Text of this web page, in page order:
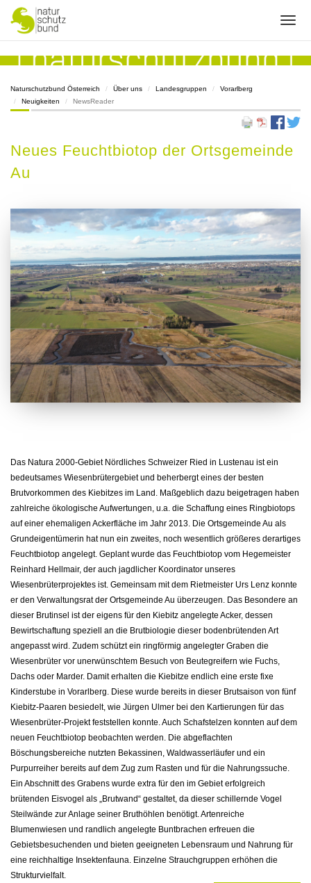
Naturschutzbund Österreich Über uns Landesgruppen
Vorarlberg
Neuigkeiten
NewsReader
Neues Feuchtbiotop der Ortsgemeinde
Au
Das Natura 2000-Gebiet Nördliches Schweizer Ried in Lustenau ist ein
bedeutsames Wiesenbrütergebiet und beherbergt eines der besten
Brutvorkommen des Kiebitzes im Land. Maßgeblich dazu beigetragen haben
zahlreiche ökologische Aufwertungen, u.a. die Schaffung eines Ringbiotops
auf einer ehemaligen Ackerfläche im Jahr 2013. Die Ortsgemeinde Au als
Grundeigentümerin hat nun ein zweites, noch wesentlich größeres derartiges
Feuchtbiotop angelegt. Geplant wurde das Feuchtbiotop vom Hegemeister
Reinhard Hellmair, der auch jagdlicher Koordinator unseres
Wiesenbrüterprojektes ist. Gemeinsam mit dem Rietmeister Urs Lenz konnte
er den Verwaltungsrat der Ortsgemeinde Au überzeugen. Das Besondere an
dieser Brutinsel ist der eigens für den Kiebitz angelegte Acker, dessen
Bewirtschaftung speziell an die Brutbiologie dieser bodenbrütenden Art
angepasst wird. Zudem schützt ein ringförmig angelegter Graben die
Wiesenbrüter vor unerwünschtem Besuch von Beutegreifern wie Fuchs,
Dachs oder Marder. Damit erhalten die Kiebitze endlich eine erste fixe
Kinderstube in Vorarlberg. Diese wurde bereits in dieser Brutsaison von fünf
Kiebitz-Paaren besiedelt, wie Jürgen Ulmer bei den Kartierungen für das
Wiesenbrüter-Projekt feststellen konnte. Auch Schafstelzen konnten auf dem
neuen Feuchtbiotop beobachten werden. Die abgeflachten
Böschungsbereiche nutzten Bekassinen, Waldwasserläufer und ein
Purpurreiher bereits auf dem Zug zum Rasten und für die Nahrungssuche.
Ein Abschnitt des Grabens wurde extra für den im Gebiet erfolgreich
brütenden Eisvogel als „Brutwand“ gestaltet, da dieser schillernde Vogel
Steilwände zur Anlage seiner Bruthöhlen benötigt. Artenreiche
Blumenwiesen und randlich angelegte Buntbrachen erfreuen die
Gebietsbesuchenden und bieten geeigneten Lebensraum und Nahrung für
eine reichhaltige Insektenfauna. Einzelne Strauchgruppen erhöhen die
Strukturvielfalt.